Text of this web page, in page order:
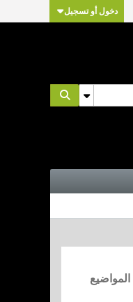
دخول أو تسجيل